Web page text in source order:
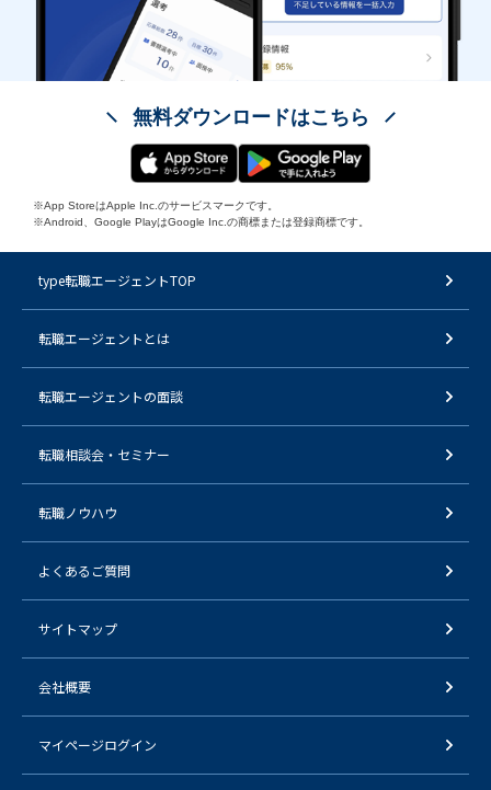
無料ダウンロードはこちら
※App StoreはApple Inc.のサービスマークです。
※Android、Google PlayはGoogle Inc.の商標または登録商標です。
type転職エージェントTOP
転職エージェントとは
転職エージェントの面談
転職相談会・セミナー
転職ノウハウ
よくあるご質問
サイトマップ
会社概要
マイページログイン